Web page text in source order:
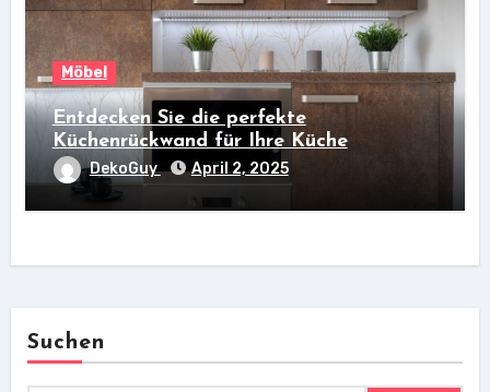
Möbel
Entdecken Sie die perfekte
Küchenrückwand für Ihre Küche
DekoGuy April 2, 2025
Suchen